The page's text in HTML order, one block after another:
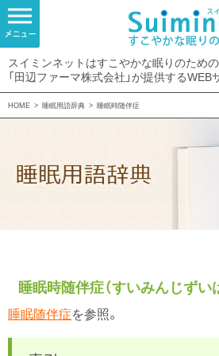
スイミンネットはすこやかな眠りのため
「田辺ファーマ株式会社」が提供するWEB
HOME > 睡眠用語辞典 > 睡眠時随伴症
睡眠時随伴症（すいみんじずい
睡眠随伴症を参照。